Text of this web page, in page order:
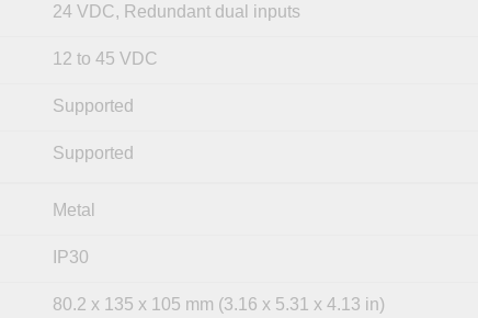
24 VDC, Redundant dual inputs
12 to 45 VDC
Supported
Supported
Metal
IP30
80.2 x 135 x 105 mm (3.16 x 5.31 x 4.13 in)